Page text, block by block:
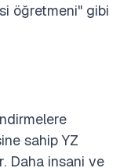
öğretmeni" gibi
sahip YZ
Daha insani ve